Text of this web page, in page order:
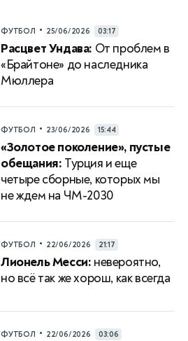
ФУТБОЛ • 25/06/2026 03:17
Расцвет Ундава: От проблем в
«Брайтоне» до наследника
Мюллера
ФУТБОЛ • 23/06/2026 15:44
«Золотое поколение», пустые
обещания: Турция и еще
четыре сборные, которых мы
не ждем на ЧМ-2030
ФУТБОЛ • 22/06/2026 21:17
Лионель Месси: невероятно,
но всё так же хорош, как всегда
ФУТБОЛ • 22/06/2026 03:06